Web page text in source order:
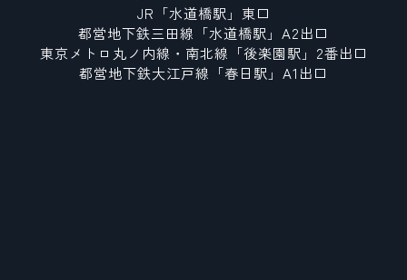
JR「水道橋駅」東口
都営地下鉄三田線「水道橋駅」A2出口
東京メトロ丸ノ内線・南北線「後楽園駅」2番出口
都営地下鉄大江戸線「春日駅」A1出口